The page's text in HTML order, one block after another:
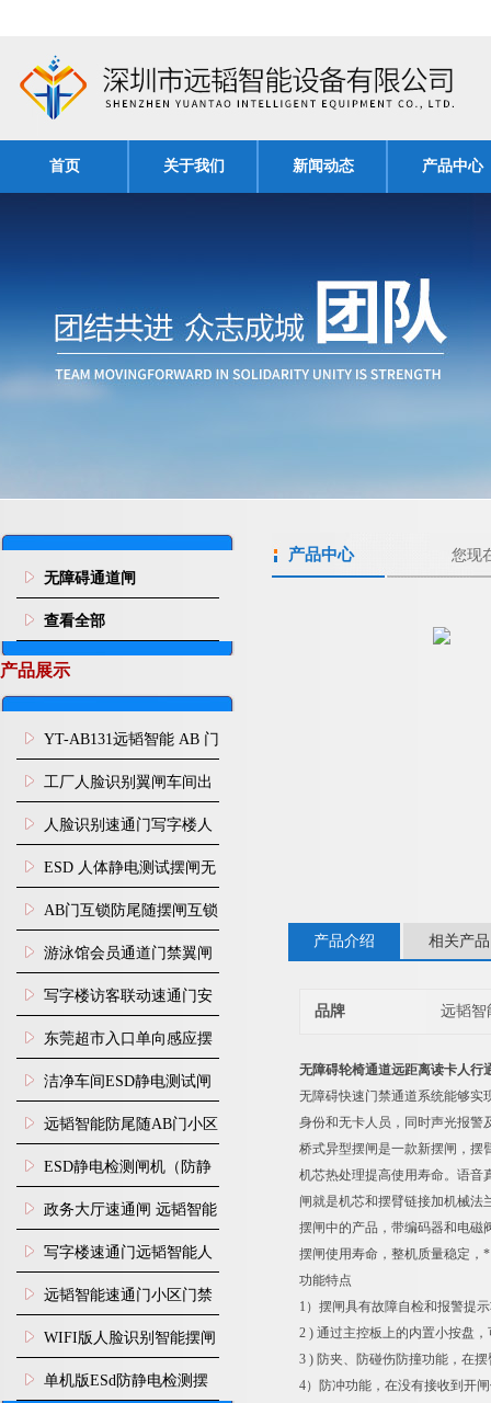
首页 关于我们 新闻动态 产品中心
无障碍通道闸
查看全部
产品展示
YT-AB131远韬智能 AB 门
闸机双通道互锁防尾随闸
机
工厂人脸识别翼闸车间出
入口人行通道门禁
人脸识别速通门写字楼人
行通道闸门禁设备
ESD 人体静电测试摆闸无
尘车间防静电闸机
AB门互锁防尾随摆闸互锁
闸机
游泳馆会员通道门禁翼闸
写字楼访客联动速通门安
装
东莞超市入口单向感应摆
闸安装
洁净车间ESD静电测试闸
机
远韬智能防尾随AB门小区
门禁闸机安装
​ESD静电检测闸机（防静
电门禁通道系统）
政务大厅速通闸 远韬智能
防尾随静音速通门
写字楼速通门远韬智能人
脸识别快速通道闸
远韬智能速通门小区门禁
闸机食堂消费摆闸
WIFI版人脸识别智能摆闸
机
单机版ESd防静电检测摆
产品中心 您现
产品介绍 相关产品
品牌 远韬智
无障碍轮椅通道远距离读卡人行
无障碍快速门禁通道系统能够实
身份和无卡人员，同时声光报警
桥式异型摆闸是一款新摆闸，摆
机芯热处理提高使用寿命。语音
闸就是机芯和摆臂链接加机械法
摆闸中的产品，带编码器和电磁
摆闸使用寿命，整机质量稳定，
功能
1）摆闸具有故障自检和报警提
2 ) 通过主控板上的内置小按盘
3 ) 防夹、防碰伤防撞功能，在
4）防冲功能，在没有接收到开